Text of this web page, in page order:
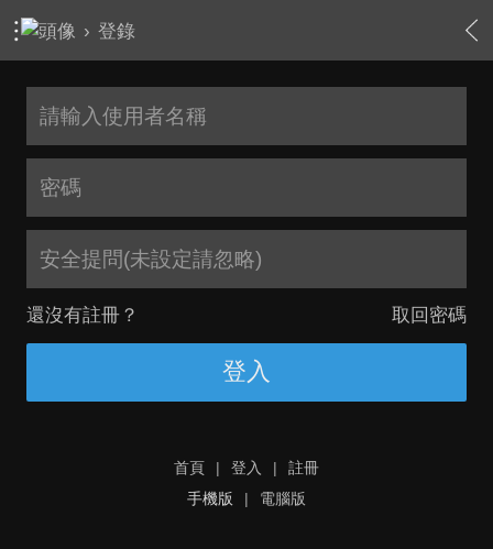
› 登錄
安全提問(未設定請忽略)
還沒有註冊？ 取回密碼
登入
首頁 | 登入 |
註冊
手機版
| 電腦版